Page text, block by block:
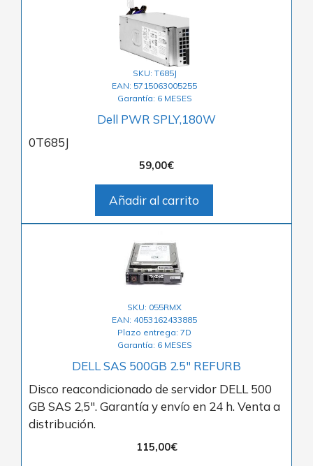
SKU: T685J
EAN: 5715063005255
Garantía: 6 MESES
Dell PWR SPLY,180W
0T685J
59,00€
Añadir al carrito
SKU: 055RMX
EAN: 4053162433885
Plazo entrega: 7D
Garantía: 6 MESES
DELL SAS 500GB 2.5″ REFURB
Disco reacondicionado de servidor DELL 500
GB SAS 2,5″. Garantía y envío en 24 h. Venta a
distribución.
115,00€